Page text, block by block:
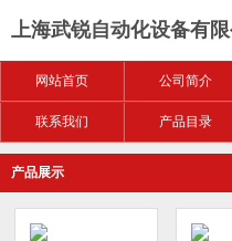
上海武锐自动化设备有限
网站首页 公司简介
联系我们 产品目录
产品展示